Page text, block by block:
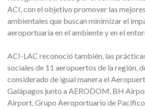
ACI, con el objetivo promover las
ambientales que buscan minimizar el
aeroportuaria en el ambiente y en el
ACI-LAC reconoció también, las
sociales de 11 aeropuertos de la región,
considerado de igual manera el
Galápagos junto a AERODOM, BH
Airport, Grupo Aeroportuario de